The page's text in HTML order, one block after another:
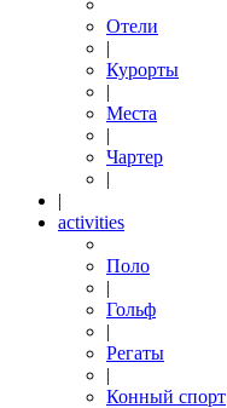
Отели
|
Курорты
|
Места
|
Чартер
|
|
activities
Поло
|
Гольф
|
Регаты
|
Конный спорт